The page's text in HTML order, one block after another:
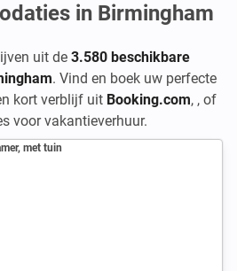
in Birmingham
uit de 3.580 beschikbare
. Vind en boek uw perfecte
kort verblijf uit Booking.com, , of
voor vakantieverhuur.